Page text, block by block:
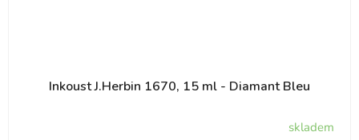
Inkoust J.Herbin 1670, 15 ml - Diamant Bleu
skladem